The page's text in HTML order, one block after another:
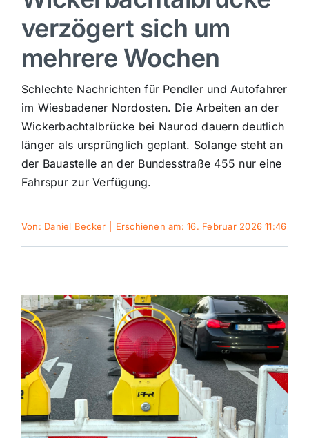
Sport
Panorama
Mein Stadtteil
Galerie
Polizeimeldungen
Themen und Termine
Gewinnspiele
verzögert sich um
mehrere Wochen
Schlechte Nachrichten für Pendler und Autofahrer
im Wiesbadener Nordosten. Die Arbeiten an der
Wickerbachtalbrücke bei Naurod dauern deutlich
länger als ursprünglich geplant. Solange steht an
der Bauastelle an der Bundesstraße 455 nur eine
Fahrspur zur Verfügung.
Von: Daniel Becker Erschienen am: 16. Februar 2026 11:46